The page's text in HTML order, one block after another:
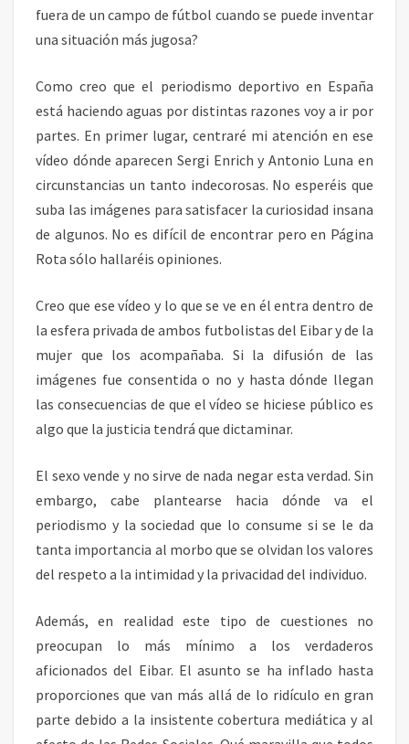
fuera de un campo de fútbol cuando se puede inventar
una situación más jugosa?
Como creo que el periodismo deportivo en España
está haciendo aguas por distintas razones voy a ir por
partes. En primer lugar, centraré mi atención en ese
vídeo dónde aparecen Sergi Enrich y Antonio Luna en
circunstancias un tanto indecorosas. No esperéis que
suba las imágenes para satisfacer la curiosidad insana
de algunos. No es difícil de encontrar pero en Página
Rota sólo hallaréis opiniones.
Creo que ese vídeo y lo que se ve en él entra dentro de
la esfera privada de ambos futbolistas del Eibar y de la
mujer que los acompañaba. Si la difusión de las
imágenes fue consentida o no y hasta dónde llegan
las consecuencias de que el vídeo se hiciese público es
algo que la justicia tendrá que dictaminar.
El sexo vende y no sirve de nada negar esta verdad. Sin
embargo, cabe plantearse hacia dónde va el
periodismo y la sociedad que lo consume si se le da
tanta importancia al morbo que se olvidan los valores
del respeto a la intimidad y la privacidad del individuo.
Además, en realidad este tipo de cuestiones no
preocupan lo más mínimo a los verdaderos
aficionados del Eibar. El asunto se ha inflado hasta
proporciones que van más allá de lo ridículo en gran
parte debido a la insistente cobertura mediática y al